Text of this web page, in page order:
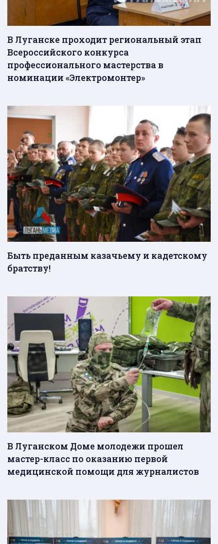
В Луганске проходит региональный этап
Всероссийского конкурса
профессионального мастерства в
номинации «Электромонтер»
Быть преданным казачьему и кадетскому
братству!
В Луганском Доме молодежи прошел
мастер-класс по оказанию первой
медицинской помощи для журналистов